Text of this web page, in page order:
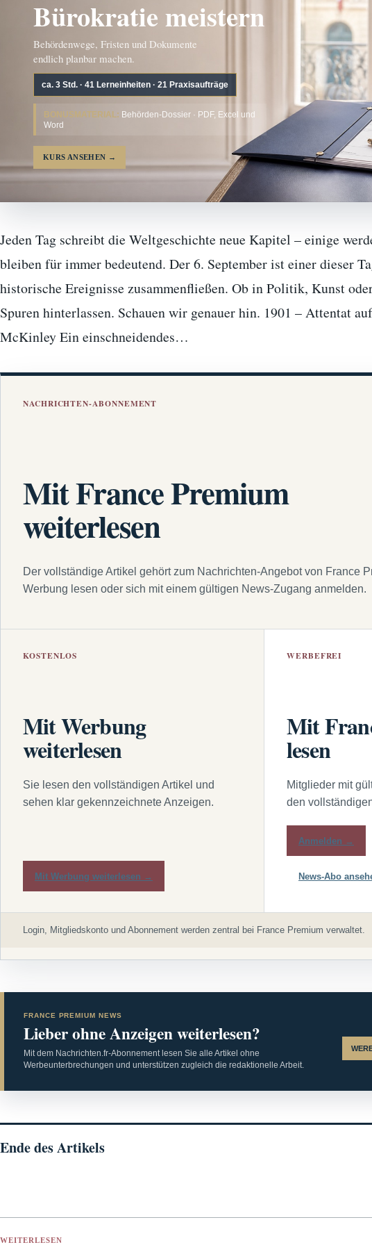
Bürokratie meistern
Behördenwege, Fristen und Dokumente
endlich planbar machen.
ca. 3 Std. · 41 Lerneinheiten · 21 Praxisaufträge
BONUSMATERIAL: Behörden-Dossier · PDF, Excel und
Word
KURS ANSEHEN →
Jeden Tag schreibt die Weltgeschichte neue Kapitel – einige
bleiben für immer bedeutend. Der 6. September ist einer dieser
historische Ereignisse zusammenfließen. Ob in Politik, Kunst
Spuren hinterlassen. Schauen wir genauer hin. 1901 – Attentat
McKinley Ein einschneidendes…
NACHRICHTEN-ABONNEMENT
Mit France Premium
weiterlesen
Der vollständige Artikel gehört zum Nachrichten-Angebot von France
Werbung lesen oder sich mit einem gültigen News-Zugang anmelden.
KOSTENLOS
Mit Werbung
weiterlesen
Sie lesen den vollständigen Artikel und
sehen klar gekennzeichnete Anzeigen.
Mit Werbung weiterlesen →
WERBEFREI
Mit
lesen
Mitglieder mit
den
Anmelden →
News-Abo
Login, Mitgliedskonto und Abonnement werden zentral bei France Premium verwaltet.
FRANCE PREMIUM NEWS
Lieber ohne Anzeigen weiterlesen?
Mit dem Nachrichten.fr-Abonnement lesen Sie alle Artikel ohne
Werbeunterbrechungen und unterstützen zugleich die redaktionelle Arbeit.
Ende des Artikels
WEITERLESEN